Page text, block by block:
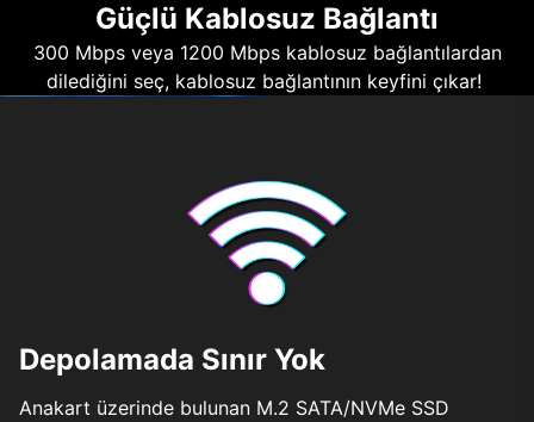
Güçlü Kablosuz Bağlantı
300 Mbps veya 1200 Mbps kablosuz bağlantılardan
dilediğini seç, kablosuz bağlantının keyfini çıkar!
Depolamada Sınır Yok
Anakart üzerinde bulunan M.2 SATA/NVMe SSD